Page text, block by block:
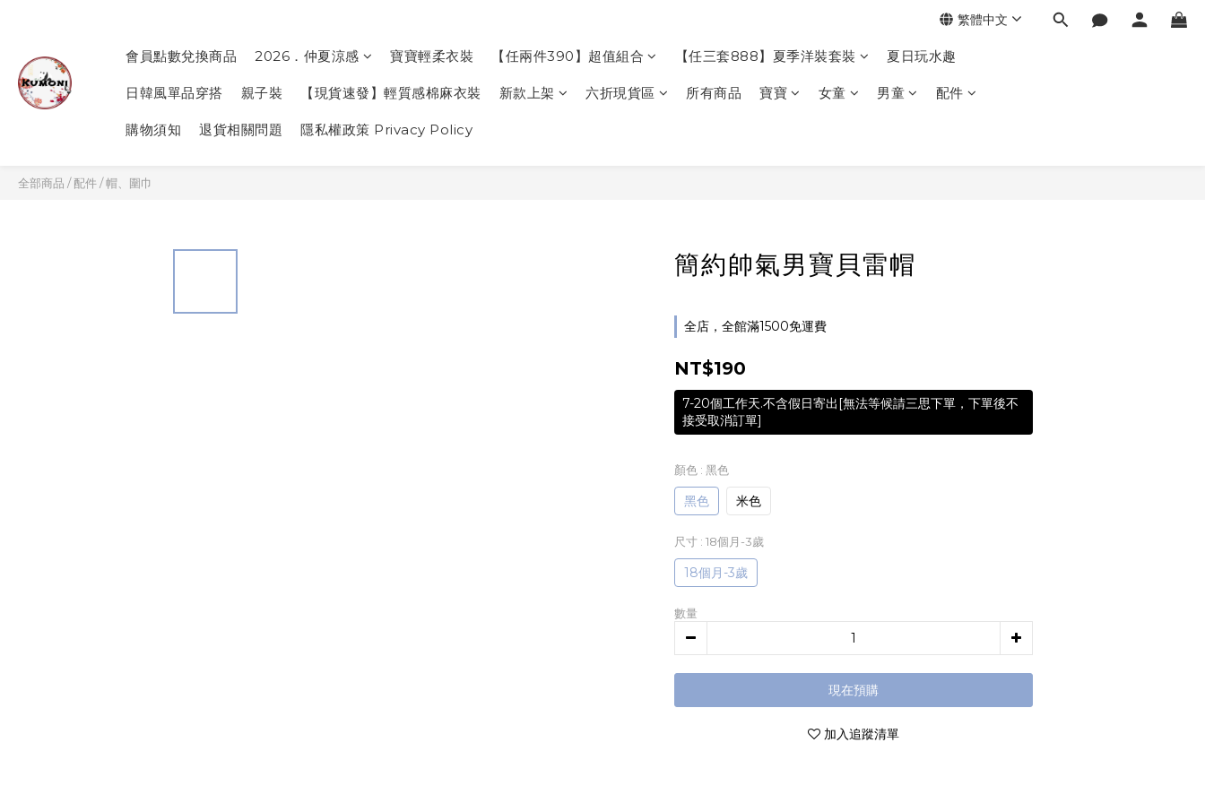
會員點數兌換商品 2026．仲夏涼感 寶寶輕柔衣裝 【任兩件390】超值組合 【任三套888】夏季洋裝套裝 夏日玩水趣
日韓風單品穿搭 親子裝 【現貨速發】輕質感棉麻衣裝 新款上架 六折現貨區 所有商品 寶寶 女童 男童 配件
購物須知 退貨相關問題 隱私權政策 Privacy Policy
繁體中文
全部商品 /配件/帽、圍巾
簡約帥氣男寶貝雷帽
全店，全館滿1500免運費
NT$190
7-20個工作天.不含假日寄出[無法等候請三思下單，下單後不
接受取消訂單]
顏色 : 黑色
黑色 米色
尺寸 : 18個月-3歲
18個月-3歲
數量
現在預購
加入追蹤清單